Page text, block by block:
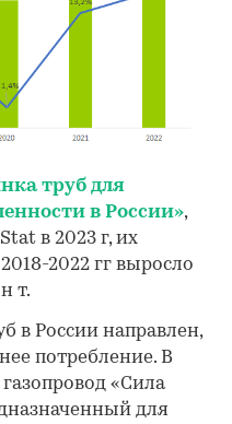
труб для
в России»,
в 2023 г, их
2022 гг выросло
т.
в России направлен,
потребление. В
«Сила
для